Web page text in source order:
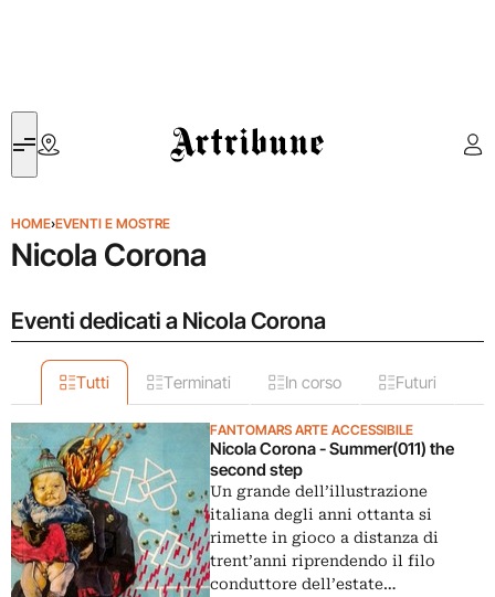
Artribune
HOME›EVENTI E MOSTRE
Nicola Corona
Eventi dedicati a Nicola Corona
Tutti Terminati In corso Futuri
FANTOMARS ARTE ACCESSIBILE
Nicola Corona - Summer(011) the
second step
Un grande dell’illustrazione
italiana degli anni ottanta si
rimette in gioco a distanza di
trent’anni riprendendo il filo
conduttore dell’estate…